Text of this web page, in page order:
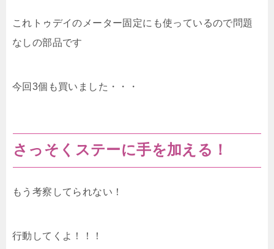
これトゥデイのメーター固定にも使っているので問題
なしの部品です
今回3個も買いました・・・
さっそくステーに手を加える！
もう考察してられない！
行動してくよ！！！